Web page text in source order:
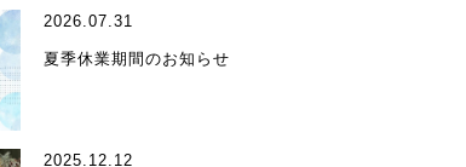
2026.07.31
夏季休業期間のお知らせ
2025.12.12